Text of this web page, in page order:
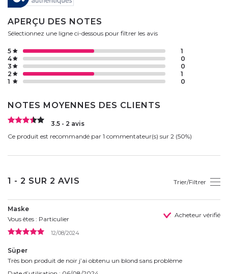
APERÇU DES NOTES
Sélectionnez une ligne ci-dessous pour filtrer les avis
1 0
2 1
3 0
4 0
5 1
NOTES MOYENNES DES CLIENTS
3.5 - 2 avis
Ce produit est recommandé par 1 commentateur(s) sur 2 (50%)
1 - 2 SUR 2 AVIS Trier/Filtrer
Maske
Vous êtes : Particulier
Acheteur vérifié
12/08/2024
Süper
Très bon produit de noir j’ai obtenu un blond sans problème